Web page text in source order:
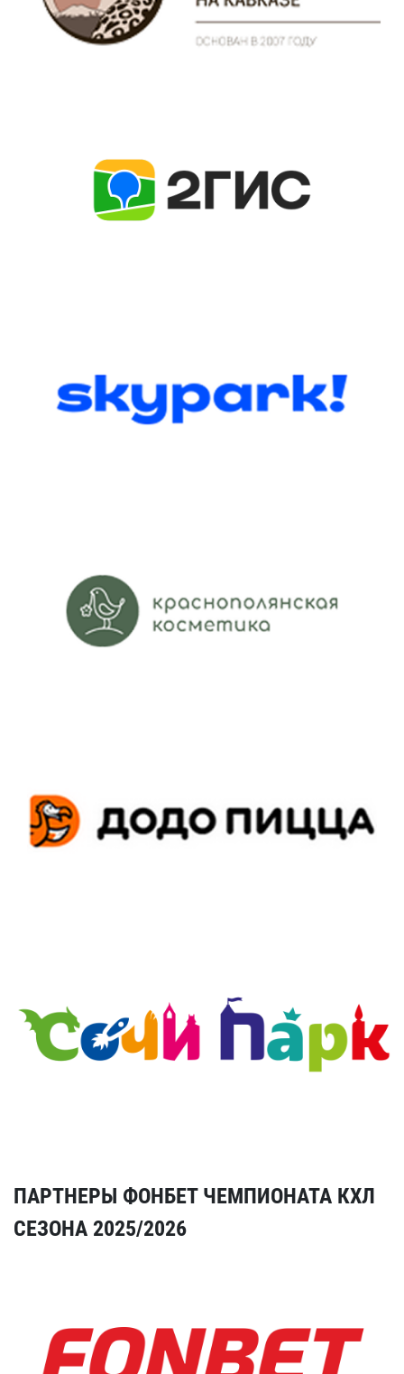
ПАРТНЕРЫ ФОНБЕТ ЧЕМПИОНАТА КХЛ
СЕЗОНА 2025/2026